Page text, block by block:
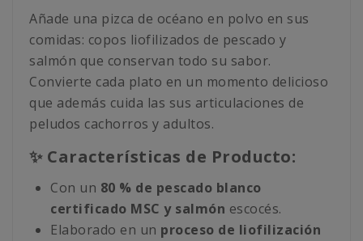
Añade una pizca de océano en polvo en sus
comidas: copos liofilizados de pescado y
salmón que conservan todo su sabor.
Convierte cada plato en un momento delicioso
que además cuida las sus articulaciones de
peludos cachorros y adultos.
✨ Características de Producto:
Con un 80 % de pescado blanco
certificado MSC y salmón escocés.
Elaborado en un proceso de liofilización